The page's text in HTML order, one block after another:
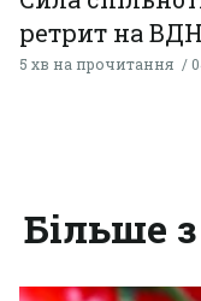
ретрит на
5 хв на прочитання
Більше